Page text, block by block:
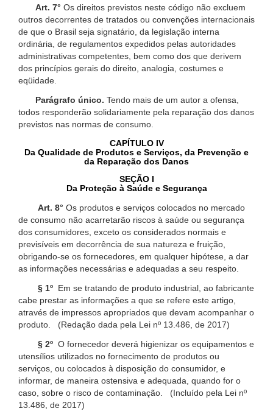
Art. 7° Os direitos previstos neste código não excluem
outros decorrentes de tratados ou convenções internacionais
de que o Brasil seja signatário, da legislação interna
ordinária, de regulamentos expedidos pelas autoridades
administrativas competentes, bem como dos que derivem
dos princípios gerais do direito, analogia, costumes e
eqüidade.
Parágrafo único. Tendo mais de um autor a ofensa,
todos responderão solidariamente pela reparação dos danos
previstos nas normas de consumo.
CAPÍTULO IV
Da Qualidade de Produtos e Serviços, da Prevenção e
da Reparação dos Danos
SEÇÃO I
Da Proteção à Saúde e Segurança
Art. 8° Os produtos e serviços colocados no mercado
de consumo não acarretarão riscos à saúde ou segurança
dos consumidores, exceto os considerados normais e
previsíveis em decorrência de sua natureza e fruição,
obrigando-se os fornecedores, em qualquer hipótese, a dar
as informações necessárias e adequadas a seu respeito.
§ 1º Em se tratando de produto industrial, ao fabricante
cabe prestar as informações a que se refere este artigo,
através de impressos apropriados que devam acompanhar o
produto. (Redação dada pela Lei nº 13.486, de 2017)
§ 2º O fornecedor deverá higienizar os equipamentos e
utensílios utilizados no fornecimento de produtos ou
serviços, ou colocados à disposição do consumidor, e
informar, de maneira ostensiva e adequada, quando for o
caso, sobre o risco de contaminação. (Incluído pela Lei nº
13.486, de 2017)